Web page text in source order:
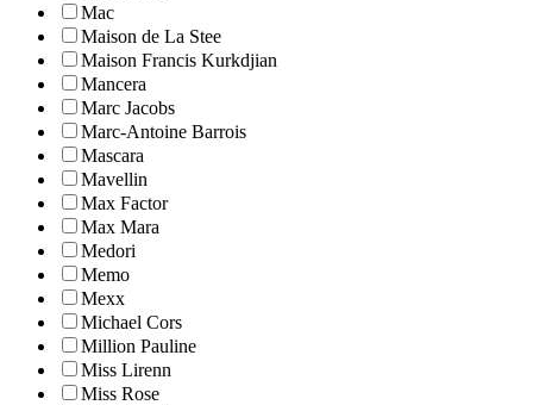
Mac
Maison de La Stee
Maison Francis Kurkdjian
Mancera
Marc Jacobs
Marc-Antoine Barrois
Mascara
Mavellin
Max Factor
Max Mara
Medori
Memo
Mexx
Michael Cors
Million Pauline
Miss Lirenn
Miss Rose